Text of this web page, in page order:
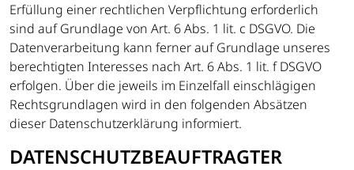
Erfüllung einer rechtlichen Verpflichtung erforderlich
sind auf Grundlage von Art. 6 Abs. 1 lit. c DSGVO. Die
Datenverarbeitung kann ferner auf Grundlage unseres
berechtigten Interesses nach Art. 6 Abs. 1 lit. f DSGVO
erfolgen. Über die jeweils im Einzelfall einschlägigen
Rechtsgrundlagen wird in den folgenden Absätzen
dieser Datenschutzerklärung informiert.
DATENSCHUTZ­BEAUFTRAGTER